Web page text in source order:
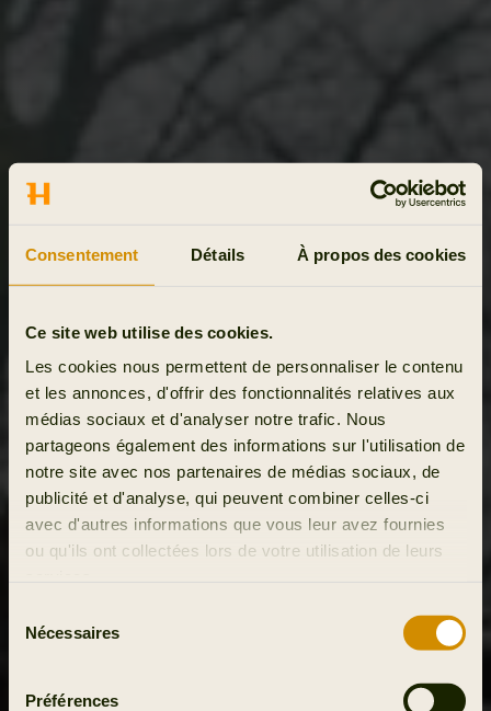
Consentement Détails À propos des cookies
Ce site web utilise des cookies.
Les cookies nous permettent de personnaliser le contenu
et les annonces, d'offrir des fonctionnalités relatives aux
médias sociaux et d'analyser notre trafic. Nous
partageons également des informations sur l'utilisation de
notre site avec nos partenaires de médias sociaux, de
publicité et d'analyse, qui peuvent combiner celles-ci
avec d'autres informations que vous leur avez fournies
ou qu'ils ont collectées lors de votre utilisation de leurs
Nécessaires
Préférences